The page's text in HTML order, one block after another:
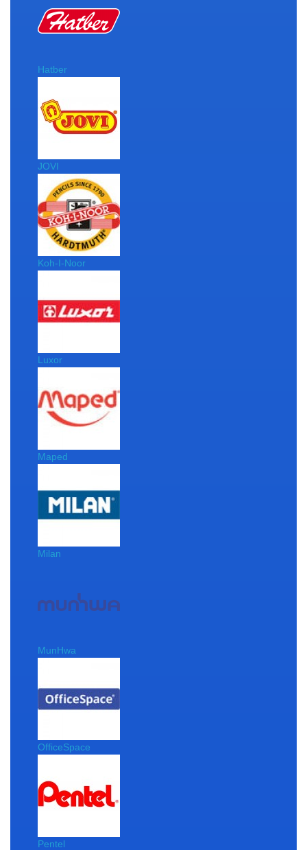
Hatber
JOVI
Koh-I-Noor
Luxor
Maped
Milan
MunHwa
OfficeSpace
Pentel